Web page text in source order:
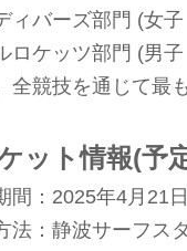
ィバーズ部門 (女
ロケッツ部門 (男
全競技を通じて最
ット情報(予
間：2025年4月21
法： 静波サーフス